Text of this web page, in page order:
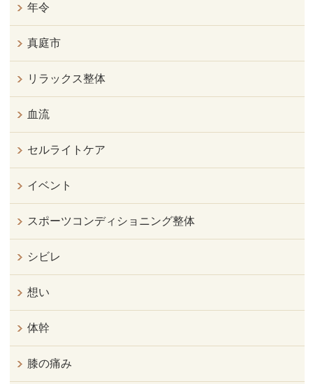
年令
真庭市
リラックス整体
血流
セルライトケア
イベント
スポーツコンディショニング整体
シビレ
想い
体幹
膝の痛み